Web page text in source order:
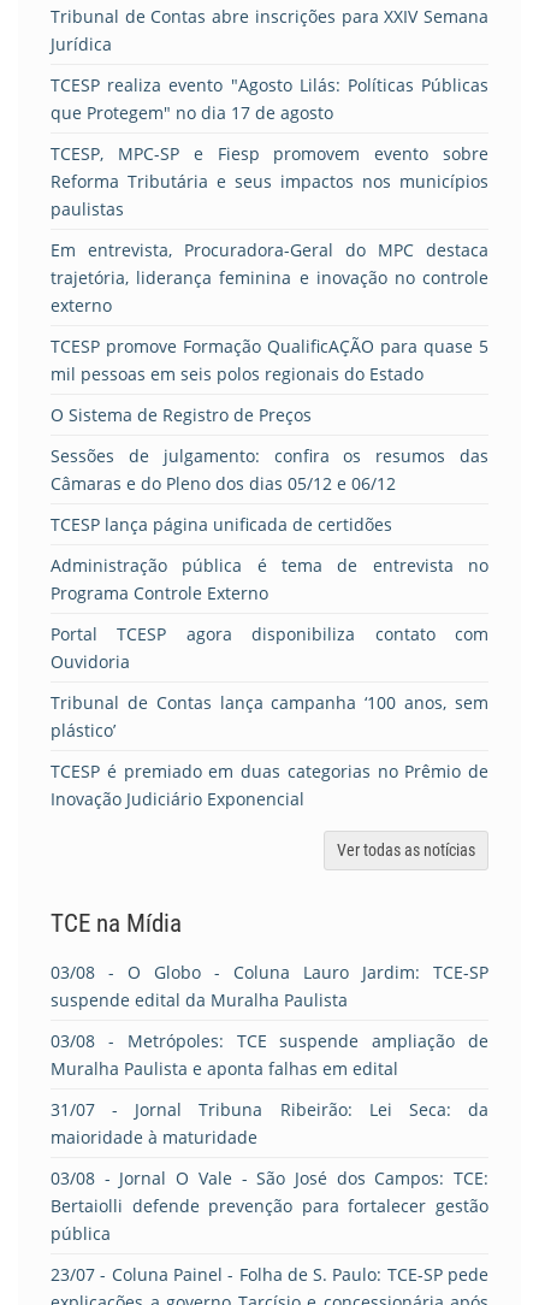
Tribunal de Contas abre inscrições para XXIV Semana
Jurídica
TCESP realiza evento "Agosto Lilás: Políticas Públicas
que Protegem" no dia 17 de agosto
TCESP, MPC-SP e Fiesp promovem evento sobre
Reforma Tributária e seus impactos nos municípios
paulistas
Em entrevista, Procuradora-Geral do MPC destaca
trajetória, liderança feminina e inovação no controle
externo
TCESP promove Formação QualificAÇÃO para quase 5
mil pessoas em seis polos regionais do Estado
O Sistema de Registro de Preços
Sessões de julgamento: confira os resumos das
Câmaras e do Pleno dos dias 05/12 e 06/12
TCESP lança página unificada de certidões
Administração pública é tema de entrevista no
Programa Controle Externo
Portal TCESP agora disponibiliza contato com
Ouvidoria
Tribunal de Contas lança campanha ‘100 anos, sem
plástico’
TCESP é premiado em duas categorias no Prêmio de
Inovação Judiciário Exponencial
Ver todas as notícias
TCE na Mídia
03/08 - O Globo - Coluna Lauro Jardim: TCE-SP
suspende edital da Muralha Paulista
03/08 - Metrópoles: TCE suspende ampliação de
Muralha Paulista e aponta falhas em edital
31/07 - Jornal Tribuna Ribeirão: Lei Seca: da
maioridade à maturidade
03/08 - Jornal O Vale - São José dos Campos: TCE:
Bertaiolli defende prevenção para fortalecer gestão
pública
23/07 - Coluna Painel - Folha de S. Paulo: TCE-SP pede